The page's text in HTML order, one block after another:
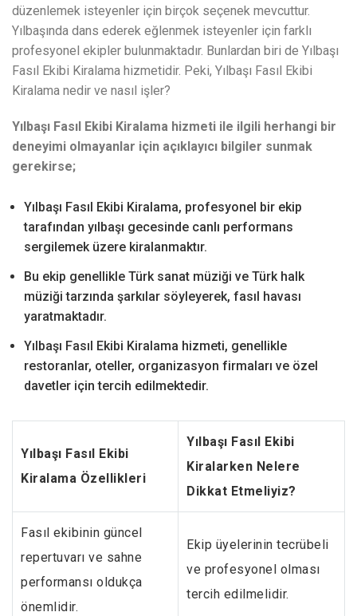
düzenlemek isteyenler için birçok seçenek mevcuttur.
Yılbaşında dans ederek eğlenmek isteyenler için farklı
profesyonel ekipler bulunmaktadır. Bunlardan biri de Yılbaşı
Fasıl Ekibi Kiralama hizmetidir. Peki, Yılbaşı Fasıl Ekibi
Kiralama nedir ve nasıl işler?
Yılbaşı Fasıl Ekibi Kiralama hizmeti ile ilgili herhangi bir
deneyimi olmayanlar için açıklayıcı bilgiler sunmak
gerekirse;
Yılbaşı Fasıl Ekibi Kiralama, profesyonel bir ekip
tarafından yılbaşı gecesinde canlı performans
sergilemek üzere kiralanmaktır.
Bu ekip genellikle Türk sanat müziği ve Türk halk
müziği tarzında şarkılar söyleyerek, fasıl havası
yaratmaktadır.
Yılbaşı Fasıl Ekibi Kiralama hizmeti, genellikle
restoranlar, oteller, organizasyon firmaları ve özel
davetler için tercih edilmektedir.
Yılbaşı Fasıl Ekibi
Kiralama Özellikleri
Yılbaşı Fasıl Ekibi
Kiralarken Nelere
Dikkat Etmeliyiz?
Fasıl ekibinin güncel
repertuvarı ve sahne
performansı oldukça
önemlidir.
Ekip üyelerinin tecrübeli
ve profesyonel olması
tercih edilmelidir.